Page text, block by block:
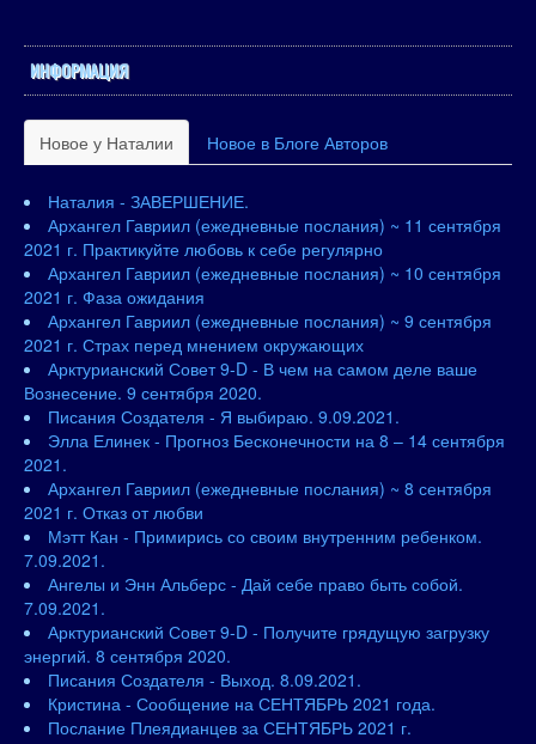
ИНФОРМАЦИЯ
Новое у Наталии Новое в Блоге Авторов
Наталия - ЗАВЕРШЕНИЕ.
Архангел Гавриил (ежедневные послания) ~ 11 сентября
2021 г. Практикуйте любовь к себе регулярно
Архангел Гавриил (ежедневные послания) ~ 10 сентября
2021 г. Фаза ожидания
Архангел Гавриил (ежедневные послания) ~ 9 сентября
2021 г. Страх перед мнением окружающих
Арктурианский Совет 9-D - В чем на самом деле ваше
Вознесение. 9 сентября 2020.
Писания Создателя - Я выбираю. 9.09.2021.
Элла Елинек - Прогноз Бесконечности на 8 – 14 сентября
2021.
Архангел Гавриил (ежедневные послания) ~ 8 сентября
2021 г. Отказ от любви
Мэтт Кан - Примирись со своим внутренним ребенком.
7.09.2021.
Ангелы и Энн Альберс - Дай себе право быть собой.
7.09.2021.
Арктурианский Совет 9-D - Получите грядущую загрузку
энергий. 8 сентября 2020.
Писания Создателя - Выход. 8.09.2021.
Кристина - Сообщение на СЕНТЯБРЬ 2021 года.
Послание Плеядианцев за СЕНТЯБРЬ 2021 г.